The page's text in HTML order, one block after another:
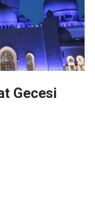
Gecesi